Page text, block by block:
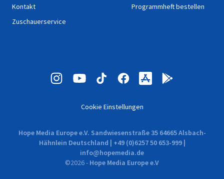
Kontakt
Zuschauerservice
Programmheft bestellen
Cookie Einstellungen
Hope Media Europe e.V. Sandwiesenstraße 35 64665 Alsbach-
Hähnlein Deutschland | +49 (0)6257 50 653-999 |
info@hopemedia.de
©2026- Hope Media Europe e.V